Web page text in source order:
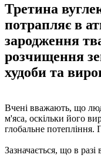
Третина
потрапляє в
зародження
розчищення
худоби та
Вчені вважають, що
м'яса, оскільки його
глобальне
Зазначається, що в